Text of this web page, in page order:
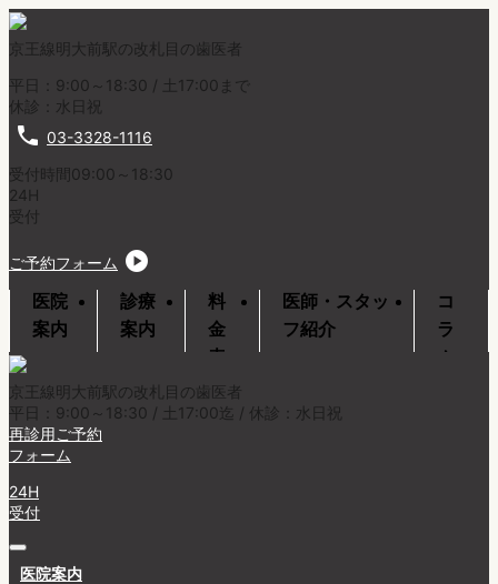
京王線明大前駅の改札目の歯医者
平日：9:00～18:30 / 土17:00まで
休診：水日祝
 03-3328-1116
受付時間09:00～18:30
24H
受付
ご予約フォーム 
医院
案内
診療
案内
料
金
表
医師・スタッ
フ紹介
コ
ラ
ム
京王線明大前駅の改札目の歯医者
平日：9:00～18:30 / 土17:00迄 / 休診：水日祝
再診用ご予約
フォーム
24H
受付
医院案内